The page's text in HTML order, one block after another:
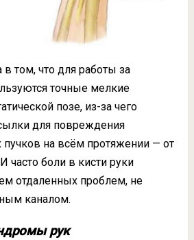
том, что для работы за
точные мелкие
позе, из-за чего
для повреждения
на всём протяжении — от
часто боли в кисти руки
отдаленных проблем, не
каналом.
рук